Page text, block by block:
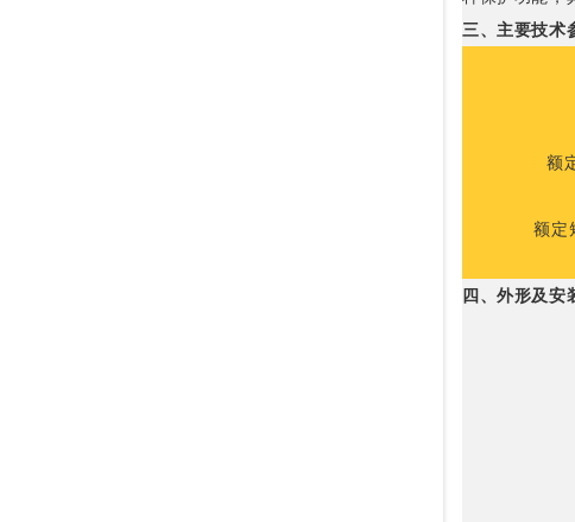
三、主要技术
额
额定
四、外形及安